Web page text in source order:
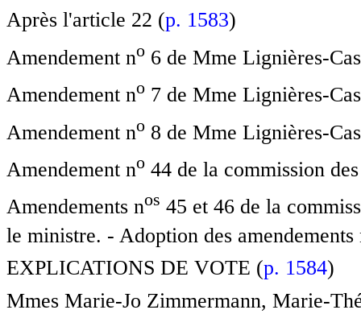
Après l'article 22 (p. 1583)
Amendement no 6 de Mme Lignières-
Amendement no 7 de Mme Lignières-
Amendement no 8 de Mme Lignières-
Amendement no 44 de la commission
Amendements nos 45 et 46 de la
le ministre. - Adoption des amendements
EXPLICATIONS DE VOTE (p. 1584)
Mmes Marie-Jo Zimmermann, Marie-